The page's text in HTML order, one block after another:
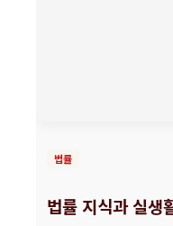
법률
법률 지식과 실생